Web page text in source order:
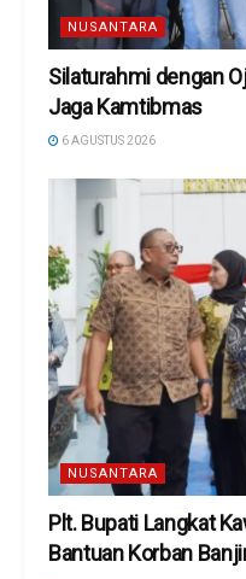
NUSANTARA
Silaturahmi dengan
Jaga Kamtibmas
6 AGUSTUS 2026
NUSANTARA
Plt. Bupati Langkat
Bantuan Korban